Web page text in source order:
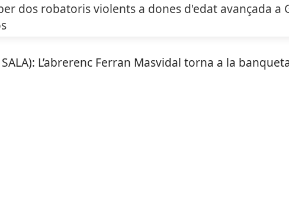
dos robatoris violents a dones d'edat avançada a